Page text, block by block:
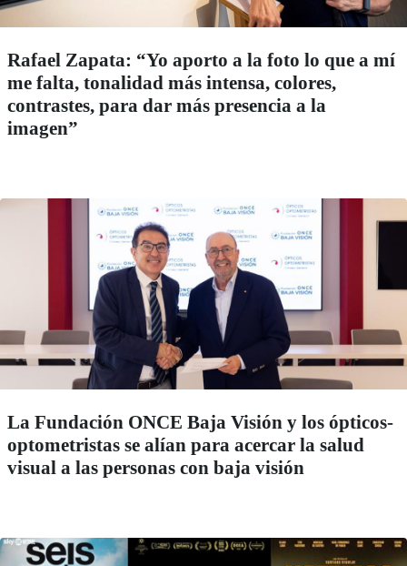
Rafael Zapata: “Yo aporto a la foto lo que a mí
me falta, tonalidad más intensa, colores,
contrastes, para dar más presencia a la
imagen”
La Fundación ONCE Baja Visión y los ópticos-
optometristas se alían para acercar la salud
visual a las personas con baja visión